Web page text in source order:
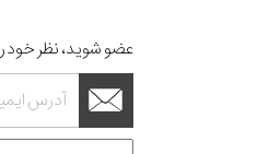
عضو شوید، نظر خود